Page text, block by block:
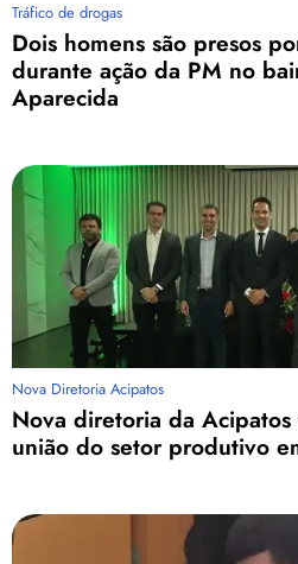
Tráfico de drogas
Dois homens são presos
durante ação da PM no
Aparecida
Nova Diretoria Acipatos
Nova diretoria da
união do setor produtivo